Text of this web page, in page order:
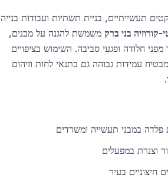
תעשייתיים, בניית תשתיות ועבודות בנייה
קורוזיה בני ברק משמשת להגנה על מבנים,
חלודה ופגעי סביבה. השימוש בציפויים
עמידות גבוהה גם בתנאי לחות וזיהום
פלדה במבני תעשייה ומשרדים
וצנרת במפעלים
חיצוניים בעיר